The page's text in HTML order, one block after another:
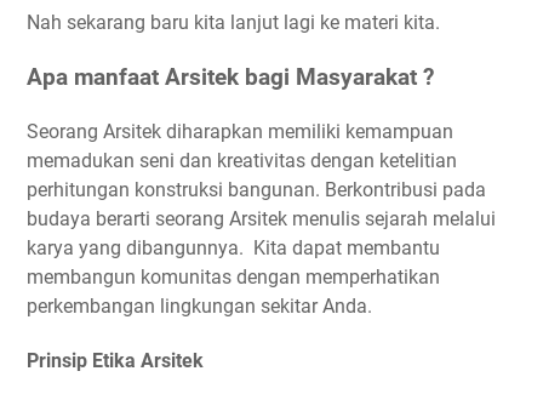
Nah sekarang baru kita lanjut lagi ke materi kita.
Apa manfaat Arsitek bagi Masyarakat ?
Seorang Arsitek diharapkan memiliki kemampuan
memadukan seni dan kreativitas dengan ketelitian
perhitungan konstruksi bangunan. Berkontribusi pada
budaya berarti seorang Arsitek menulis sejarah melalui
karya yang dibangunnya. Kita dapat membantu
membangun komunitas dengan memperhatikan
perkembangan lingkungan sekitar Anda.
Prinsip Etika Arsitek